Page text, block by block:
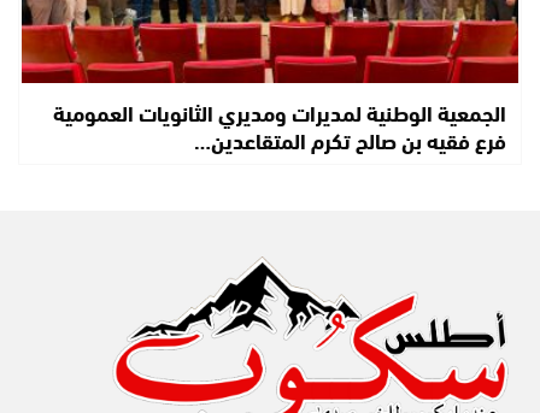
الجمعية الوطنية لمديرات ومديري الثانويات العمومية
فرع فقيه بن صالح تكرم المتقاعدين…